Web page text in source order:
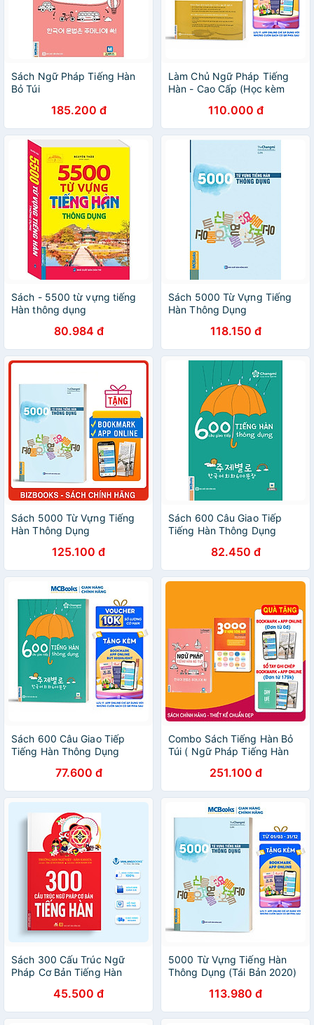
Sách Ngữ Pháp Tiếng Hàn
Bỏ Túi
185.200 đ
Làm Chủ Ngữ Pháp Tiếng
Hàn - Cao Cấp (Học kèm
110.000 đ
Sách - 5500 từ vựng tiếng
Hàn thông dụng
80.984 đ
Sách 5000 Từ Vựng Tiếng
Hàn Thông Dụng
118.150 đ
Sách 5000 Từ Vựng Tiếng
Hàn Thông Dụng
125.100 đ
Sách 600 Câu Giao Tiếp
Tiếng Hàn Thông Dụng
82.450 đ
Sách 600 Câu Giao Tiếp
Tiếng Hàn Thông Dụng
77.600 đ
Combo Sách Tiếng Hàn Bỏ
Túi ( Ngữ Pháp Tiếng Hàn
Tiếng Hàn Theo Chủ Đề )
251.100 đ
Sách 300 Cấu Trúc Ngữ
Pháp Cơ Bản Tiếng Hàn
45.500 đ
5000 Từ Vựng Tiếng Hàn
Thông Dụng (Tái Bản 2020)
113.980 đ